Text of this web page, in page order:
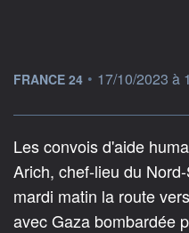
information fournie par
FRANCE 24 • 17/10/2023 à
Les convois d'aide
Arich, chef-lieu du
mardi matin la route
avec Gaza bombardée